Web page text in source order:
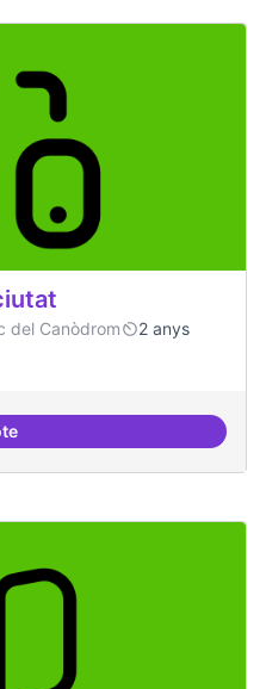
del Canòdrom
2 anys
guifinet nivell ciutat